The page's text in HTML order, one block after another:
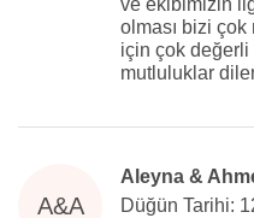
ve ekibimizin
olması bizi
için çok değerli
mutluluklar
A&A
Aleyna &
Düğün Tarihi: